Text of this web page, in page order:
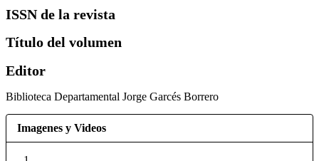
ISSN de la revista
Título del volumen
Editor
Biblioteca Departamental Jorge Garcés Borrero
Imagenes y Videos